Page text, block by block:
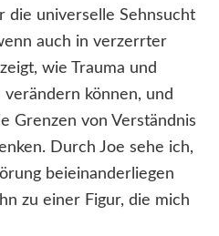
die universelle Sehnsucht
auch in verzerrter
wie Trauma und
können, und
Grenzen von Verständnis
Durch Joe sehe ich,
beieinanderliegen
zu einer Figur, die mich